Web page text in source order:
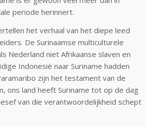
periode herinnert.
het verhaal van het diepe leed
De Surinaamse multiculturele
Nederland niet Afrikaanse slaven en
Indonesië naar Suriname hadden
zijn het testament van de
ons land heeft Suriname tot op de dag
van die verantwoordelijkheid schept